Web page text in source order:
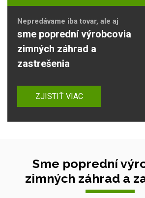
Nepredávame iba tovar, ale aj
sme poprední výrobcovia
zimných záhrad a
zastrešenia
ZJISTIŤ VIAC
Sme poprední
zimných záhrad a